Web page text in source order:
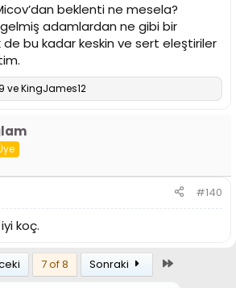
beklenti ne mesela?
gelmiş adamlardan ne gibi bir
bu kadar keskin ve sert eleştiriler
veKingJames12
#140
koç.
7 of 8 Sonraki